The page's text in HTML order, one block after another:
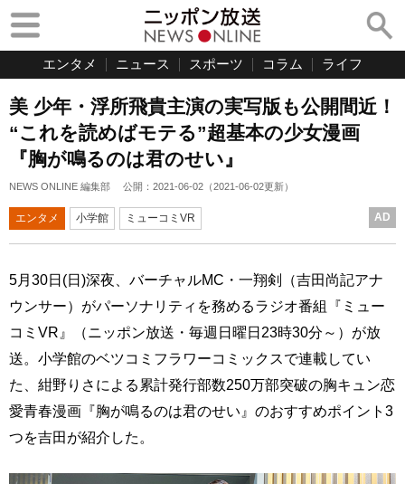
エンタメ ニュース スポーツ コラム ライフ
美 少年・浮所飛貴主演の実写版も公開間近！
“これを読めばモテる”超基本の少女漫画
『胸が鳴るのは君のせい』
NEWS ONLINE 編集部 公開： 2021-06-02 （2021-06-02更新）
エンタメ 小学館 ミューコミVR AD
5月30日(日)深夜、バーチャルMC・一翔剣（吉田尚記アナ
ウンサー）がパーソナリティを務めるラジオ番組『ミュー
コミVR』（ニッポン放送・毎週日曜日23時30分～）が放
送。小学館のベツコミフラワーコミックスで連載してい
た、紺野りさによる累計発行部数250万部突破の胸キュン恋
愛青春漫画『胸が鳴るのは君のせい』のおすすめポイント3
つを吉田が紹介した。